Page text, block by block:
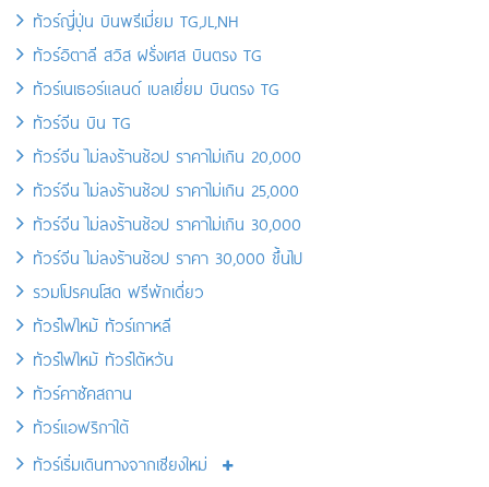
ทัวร์ญี่ปุ่น บินพรีเมี่ยม TG,JL,NH
ทัวร์อิตาลี สวิส ฝรั่งเศส บินตรง TG
ทัวร์เนเธอร์แลนด์ เบลเยี่ยม บินตรง TG
ทัวร์จีน บิน TG
ทัวร์จีน ไม่ลงร้านช้อป ราคาไม่เกิน 20,000
ทัวร์จีน ไม่ลงร้านช้อป ราคาไม่เกิน 25,000
ทัวร์จีน ไม่ลงร้านช้อป ราคาไม่เกิน 30,000
ทัวร์จีน ไม่ลงร้านช้อป ราคา 30,000 ขึ้นไป
รวมโปรคนโสด ฟรีพักเดี่ยว
ทัวร์ไฟไหม้ ทัวร์เกาหลี
ทัวร์ไฟไหม้ ทัวร์ไต้หวัน
ทัวร์คาซัคสถาน
ทัวร์แอฟริกาใต้
ทัวร์เริ่มเดินทางจากเชียงใหม่